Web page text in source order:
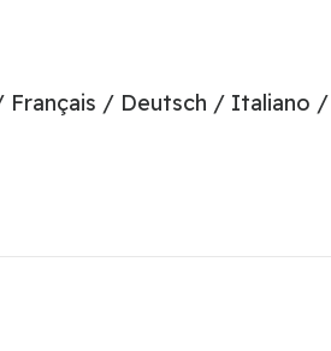
Français / Deutsch / Italiano